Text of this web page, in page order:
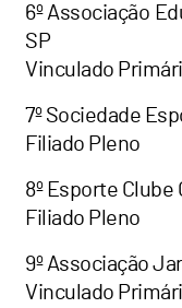
6º Associação
SP
Vinculado
7º Sociedade
Filiado Pleno
8º Esporte Clube
Filiado Pleno
9º Associação
Vinculado